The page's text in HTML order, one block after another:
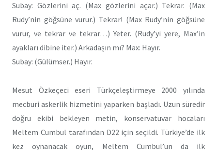
Subay: Gözlerini aç. (Max gözlerini açar.) Tekrar. (Max
Rudy’nin göğsüne vurur.) Tekrar! (Max Rudy’nin göğsüne
vurur, ve tekrar ve tekrar…) Yeter. (Rudy’yi yere, Max’in
ayakları dibine iter.) Arkadaşın mı? Max: Hayır.
Subay: (Gülümser.) Hayır.
Mesut Özkeçeci eseri Türkçeleştirmeye 2000 yılında
mecburi askerlik hizmetini yaparken başladı. Uzun süredir
doğru ekibi bekleyen metin, konservatuvar hocaları
Meltem Cumbul tarafından D22 için seçildi. Türkiye’de ilk
kez oynanacak oyun, Meltem Cumbul’un da ilk